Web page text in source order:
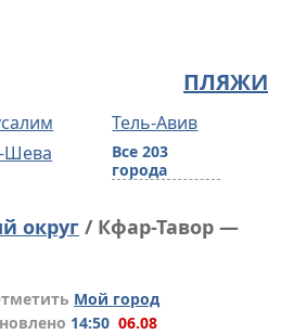
ПЛЯЖИ
Тель-Авив
Шева
Все 203
города
округ / Кфар-Тавoр —
Мой город
14:50 06.08